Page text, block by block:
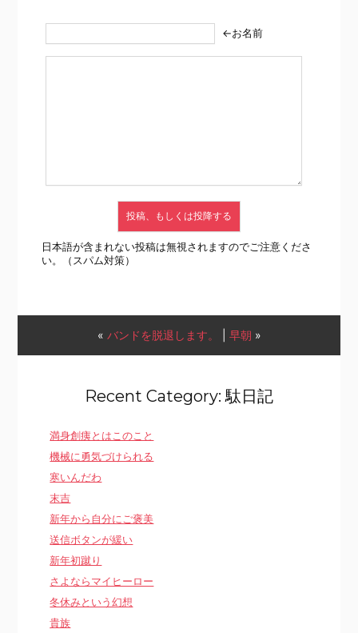
←お名前
日本語が含まれない投稿は無視されますのでご注意くださ
い。（スパム対策）
« バンドを脱退します。 早朝 »
Recent Category: 駄日記
満身創痍とはこのこと
機械に勇気づけられる
寒いんだわ
末吉
新年から自分にご褒美
送信ボタンが緩い
新年初蹴り
さよならマイヒーロー
冬休みという幻想
貴族